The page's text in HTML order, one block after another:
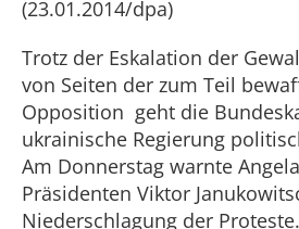
(23.01.2014/dpa)
Trotz der Eskalation der
von Seiten der zum Teil
Opposition geht die
ukrainische Regierung
Am Donnerstag warnte
Präsidenten Viktor
Niederschlagung der